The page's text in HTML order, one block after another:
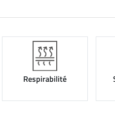
Respirabilité